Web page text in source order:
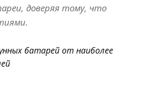
доверяя тому, что
батарей от наиболее